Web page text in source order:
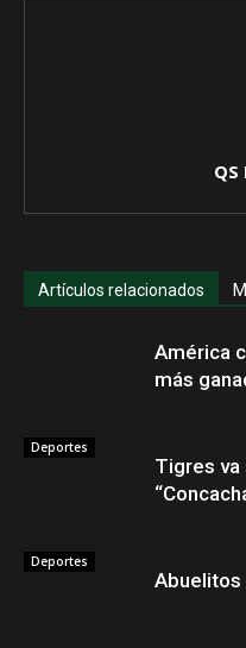
Artículos relacionados
Deportes
América
más
Deportes
Tigres va
Abuelitos